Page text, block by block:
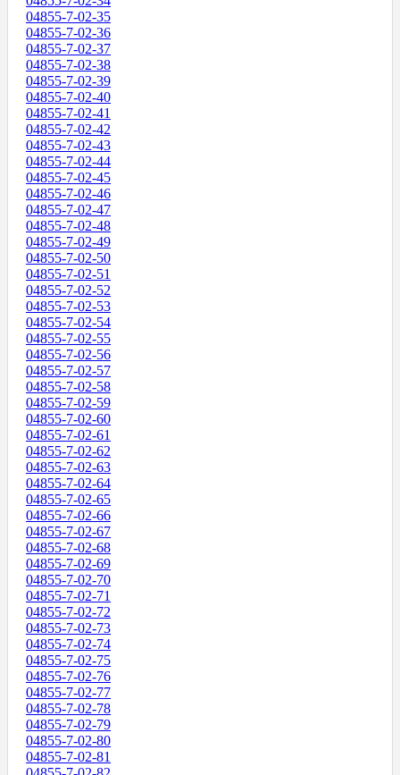
04855-7-02-35
04855-7-02-36
04855-7-02-37
04855-7-02-38
04855-7-02-39
04855-7-02-40
04855-7-02-41
04855-7-02-42
04855-7-02-43
04855-7-02-44
04855-7-02-45
04855-7-02-46
04855-7-02-47
04855-7-02-48
04855-7-02-49
04855-7-02-50
04855-7-02-51
04855-7-02-52
04855-7-02-53
04855-7-02-54
04855-7-02-55
04855-7-02-56
04855-7-02-57
04855-7-02-58
04855-7-02-59
04855-7-02-60
04855-7-02-61
04855-7-02-62
04855-7-02-63
04855-7-02-64
04855-7-02-65
04855-7-02-66
04855-7-02-67
04855-7-02-68
04855-7-02-69
04855-7-02-70
04855-7-02-71
04855-7-02-72
04855-7-02-73
04855-7-02-74
04855-7-02-75
04855-7-02-76
04855-7-02-77
04855-7-02-78
04855-7-02-79
04855-7-02-80
04855-7-02-81